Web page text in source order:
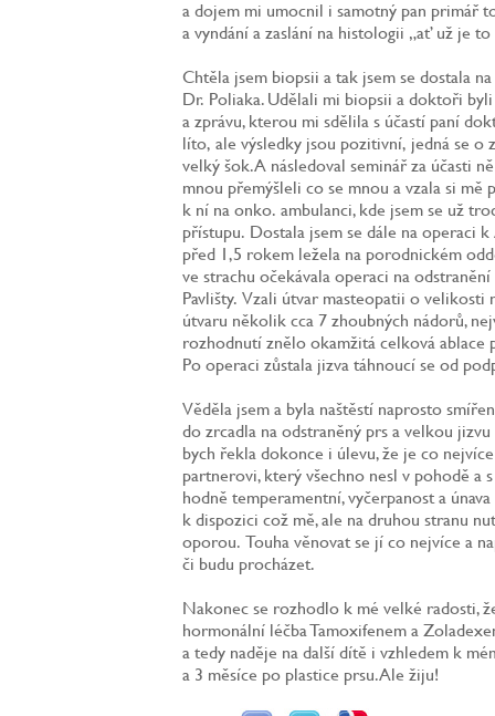
a dojem mi umocnil i samotný pan primář
a vyndání a zaslání na histologii „ať už je
Chtěla jsem biopsii a tak jsem se dostala
Dr. Poliaka. Udělali mi biopsii a doktoři
a zprávu, kterou mi sdělila s účastí paní
líto, ale výsledky jsou pozitivní, jedná se o
velký šok. A následoval seminář za účasti
mnou přemýšleli co se mnou a vzala si mě
k ní na onko. ambulanci, kde jsem se už
přístupu. Dostala jsem se dále na operaci
před 1,5 rokem ležela na porodnickém
ve strachu očekávala operaci na
Pavlišty. Vzali útvar masteopatii o
útvaru několik cca 7 zhoubných nádorů,
rozhodnutí znělo okamžitá celková ablace
Po operaci zůstala jizva táhnoucí se od
Věděla jsem a byla naštěstí naprosto
do zrcadla na odstraněný prs a velkou
bych řekla dokonce i úlevu, že je co
partnerovi, který všechno nesl v pohodě a
hodně temperamentní, vyčerpanost a
k dispozici což mě, ale na druhou stranu
oporou. Touha věnovat se jí co nejvíce a
či budu procházet.
Nakonec se rozhodlo k mé velké radosti,
hormonální léčba Tamoxifenem a
a tedy naděje na další dítě i vzhledem k
a 3 měsíce po plastice prsu. Ale žiju!